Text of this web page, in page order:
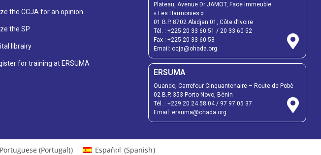
the CCJA for an opinion
the SP
librairy
for training at ERSUMA
Plateau, Avenue Dr JAMOT, Face Immeuble
« Les Harmonies »
01 B.P. 8702 Abidjan 01, Côte d’Ivoire
Tél. : +225 20 33 60 51 / 20 33 60 52
Fax : +225 20 33 60 53
Email: ccja@ohada.org
ERSUMA
Ouando, Carrefour Cinquantenaire – Route de Pobè
02 B.P. 353 Porto-Novo, Bénin
Tél. : +229 20 24 58 04/ 97 97 05 37
Email: ersuma@ohada.org
Portuguese (Portugal)) Español (Spanish)